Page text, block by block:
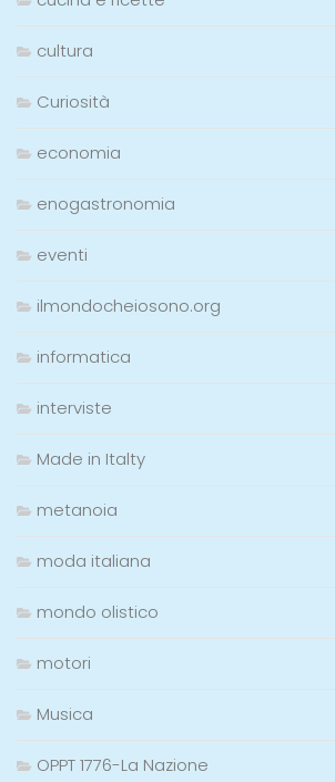
cultura
Curiosità
economia
enogastronomia
eventi
ilmondocheiosono.org
informatica
interviste
Made in Italty
metanoia
moda italiana
mondo olistico
motori
Musica
OPPT 1776-La Nazione